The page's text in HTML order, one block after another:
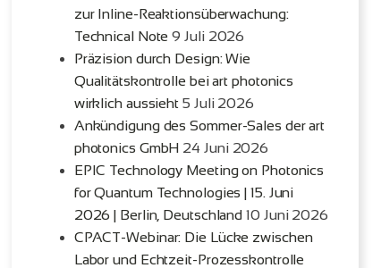
zur Inline-Reaktionsüberwachung:
Technical Note 9 Juli 2026
Präzision durch Design: Wie
Qualitätskontrolle bei art photonics
wirklich aussieht 5 Juli 2026
Ankündigung des Sommer-Sales der art
photonics GmbH 24 Juni 2026
EPIC Technology Meeting on Photonics
for Quantum Technologies | 15. Juni
2026 | Berlin, Deutschland 10 Juni 2026
CPACT-Webinar: Die Lücke zwischen
Labor und Echtzeit-Prozesskontrolle